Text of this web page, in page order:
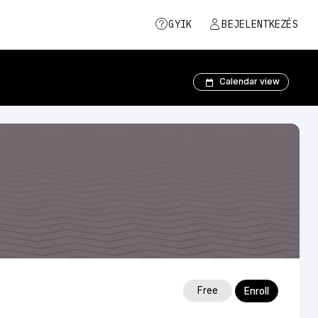
GYIK BEJELENTKEZÉS
Calendar view
Free Enroll